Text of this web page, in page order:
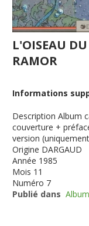
L'OISEAU
RAMOR
Informations
Description Album
couverture +
version
Origine DARGAUD
Année 1985
Mois 11
Numéro 7
Publié dans